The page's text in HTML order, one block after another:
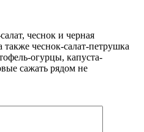
чеснок и черная
чеснок-салат-петрушка
огурцы, капуста-
сажать рядом не